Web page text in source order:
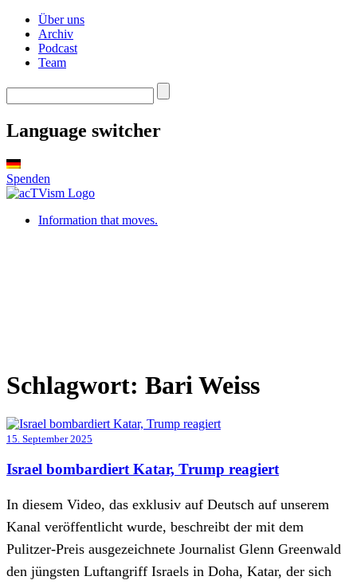
Über uns
Archiv
Podcast
Team
Language switcher
Spenden
Information that moves.
Schlagwort: Bari Weiss
15. September 2025
Israel bombardiert Katar, Trump reagiert
In diesem Video, das exklusiv auf Deutsch auf unserem
Kanal veröffentlicht wurde, beschreibt der mit dem
Pulitzer-Preis ausgezeichnete Journalist Glenn Greenwald
den jüngsten Luftangriff Israels in Doha, Katar, der sich